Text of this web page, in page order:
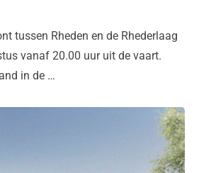
tussen Rheden en de Rhederlaag
vanaf 20.00 uur uit de vaart.
in de …